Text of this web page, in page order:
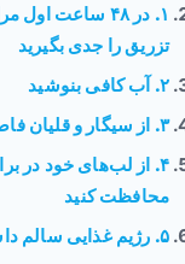
۱. در ۴۸ ساعت
تزریق را جدی بگیرید
۲. آب کافی بنوشید
۳. از سیگار و قلیان فاصله بگیرید
۴. از لب‌های خود در
محافظت کنید
۵. رژیم غذایی سالم داشته باشید